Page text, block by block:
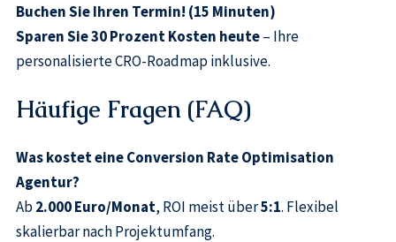
Buchen Sie Ihren Termin! (15 Minuten)
Sparen Sie 30 Prozent Kosten heute– Ihre
personalisierte CRO-Roadmap inklusive.
Häufige Fragen (FAQ)
Was kostet eine Conversion Rate Optimisation
Agentur?
Ab2.000 Euro/Monat, ROI meist über5:1. Flexibel
skalierbar nach Projektumfang.